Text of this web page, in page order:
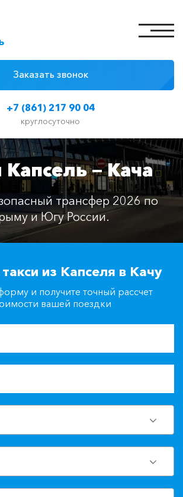
+7 (861) 217 90 04
круглосуточно
Заказать звонок
Цены на такси
Классы автомобилей
Отзывы
Контакты
90-04
Капсель — Кача
трансфер 2026 по
и Югу России.
из Капселя в Качу
и получите точный рассчет
вашей поездки